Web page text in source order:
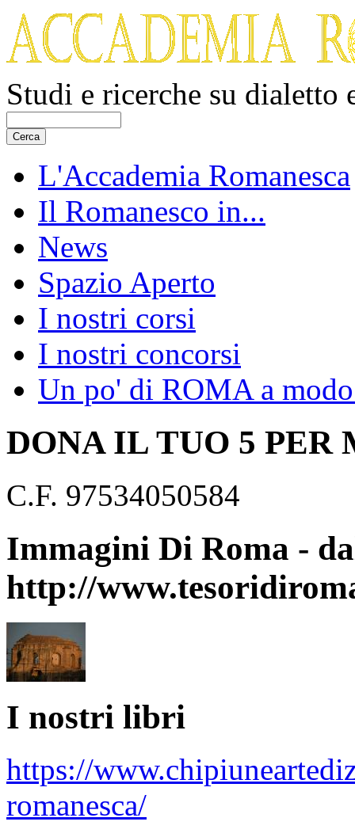
Studi e ricerche su
L'Accademia Romanesca
Il Romanesco in...
News
Spazio Aperto
I nostri corsi
I nostri concorsi
Un po' di ROMA a
DONA IL TUO 5 PER
C.F. 97534050584
Immagini Di Roma -
http://
I nostri libri
https://
romanesca/